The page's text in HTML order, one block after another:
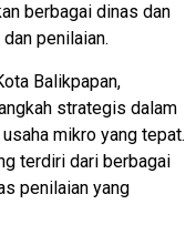
berbagai dinas dan
penilaian.
Balikpapan,
strategis dalam
mikro yang tepat.
terdiri dari berbagai
penilaian yang